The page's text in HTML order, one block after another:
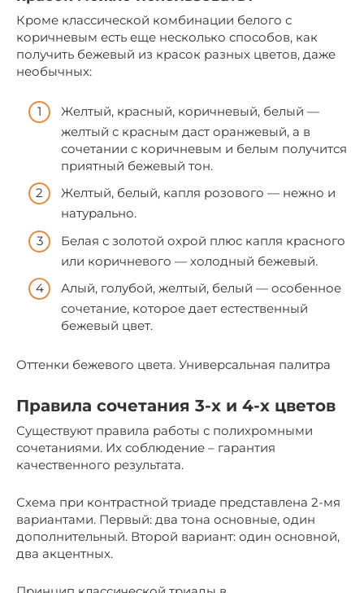
Кроме классической комбинации белого с
коричневым есть еще несколько способов, как
получить бежевый из красок разных цветов, даже
необычных:
Желтый, красный, коричневый, белый —
желтый с красным даст оранжевый, а в
сочетании с коричневым и белым получится
приятный бежевый тон.
Желтый, белый, капля розового — нежно и
натурально.
Белая с золотой охрой плюс капля красного
или коричневого — холодный бежевый.
Алый, голубой, желтый, белый — особенное
сочетание, которое дает естественный
бежевый цвет.
Оттенки бежевого цвета. Универсальная палитра
Правила сочетания 3-х и 4-х цветов
Существуют правила работы с полихромными
сочетаниями. Их соблюдение – гарантия
качественного результата.
Схема при контрастной триаде представлена 2-мя
вариантами. Первый: два тона основные, один
дополнительный. Второй вариант: один основной,
два акцентных.